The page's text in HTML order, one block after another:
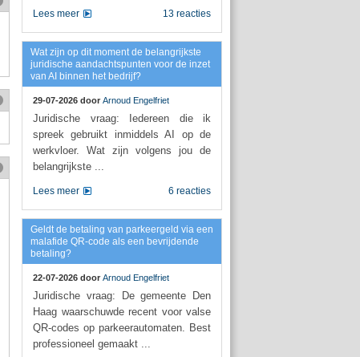
13 reacties
Lees meer
Wat zijn op dit moment de belangrijkste
juridische aandachtspunten voor de inzet
van AI binnen het bedrijf?
29-07-2026 door Arnoud Engelfriet
Juridische vraag: Iedereen die ik
spreek gebruikt inmiddels AI op de
werkvloer. Wat zijn volgens jou de
belangrijkste ...
6 reacties
Lees meer
Geldt de betaling van parkeergeld via een
malafide QR-code als een bevrijdende
betaling?
22-07-2026 door Arnoud Engelfriet
Juridische vraag: De gemeente Den
Haag waarschuwde recent voor valse
QR-codes op parkeerautomaten. Best
professioneel gemaakt ...